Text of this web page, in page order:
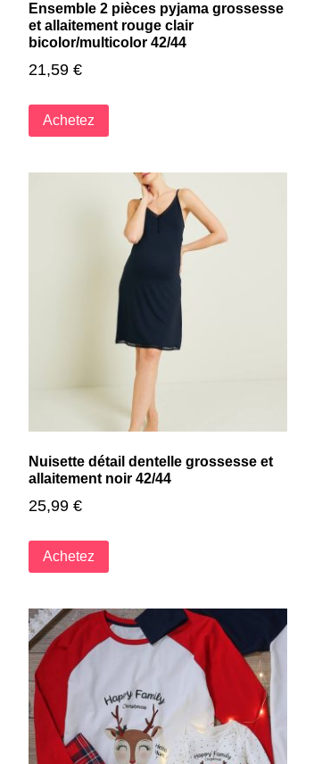
Ensemble 2 pièces pyjama grossesse
et allaitement rouge clair
bicolor/multicolor 42/44
21,59 €
Achetez
Nuisette détail dentelle grossesse et
allaitement noir 42/44
25,99 €
Achetez